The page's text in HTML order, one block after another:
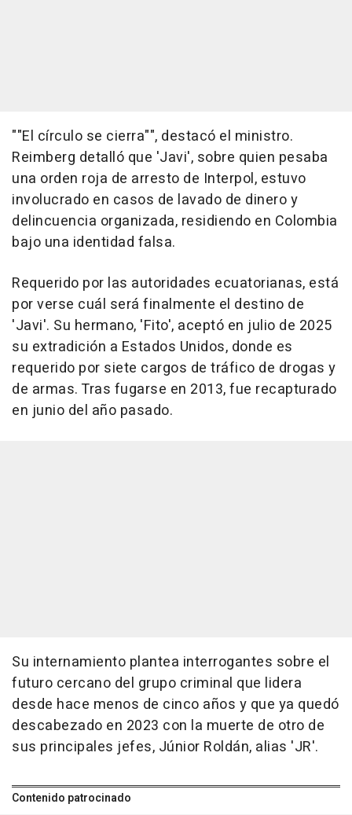
""El círculo se cierra"", destacó el ministro.
Reimberg detalló que 'Javi', sobre quien pesaba
una orden roja de arresto de Interpol, estuvo
involucrado en casos de lavado de dinero y
delincuencia organizada, residiendo en Colombia
bajo una identidad falsa.
Requerido por las autoridades ecuatorianas, está
por verse cuál será finalmente el destino de
'Javi'. Su hermano, 'Fito', aceptó en julio de 2025
su extradición a Estados Unidos, donde es
requerido por siete cargos de tráfico de drogas y
de armas. Tras fugarse en 2013, fue recapturado
en junio del año pasado.
Su internamiento plantea interrogantes sobre el
futuro cercano del grupo criminal que lidera
desde hace menos de cinco años y que ya quedó
descabezado en 2023 con la muerte de otro de
sus principales jefes, Júnior Roldán, alias 'JR'.
Contenido patrocinado